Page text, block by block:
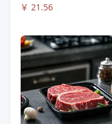
￥ 21.56